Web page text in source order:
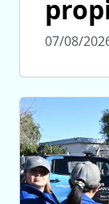
07/08/